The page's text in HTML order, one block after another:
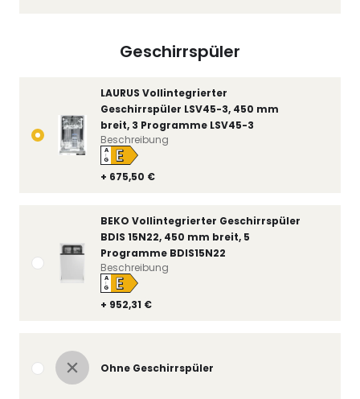
Geschirrspüler
LAURUS Vollintegrierter
Geschirrspüler LSV45-3, 450 mm
breit, 3 Programme LSV45-3
+ 675,50 €
A
↑
G E
Beschreibung
BEKO Vollintegrierter Geschirrspüler
BDIS 15N22, 450 mm breit, 5
Programme BDIS15N22
+ 952,31 €
A
↑
G E
Beschreibung
Ohne Geschirrspüler